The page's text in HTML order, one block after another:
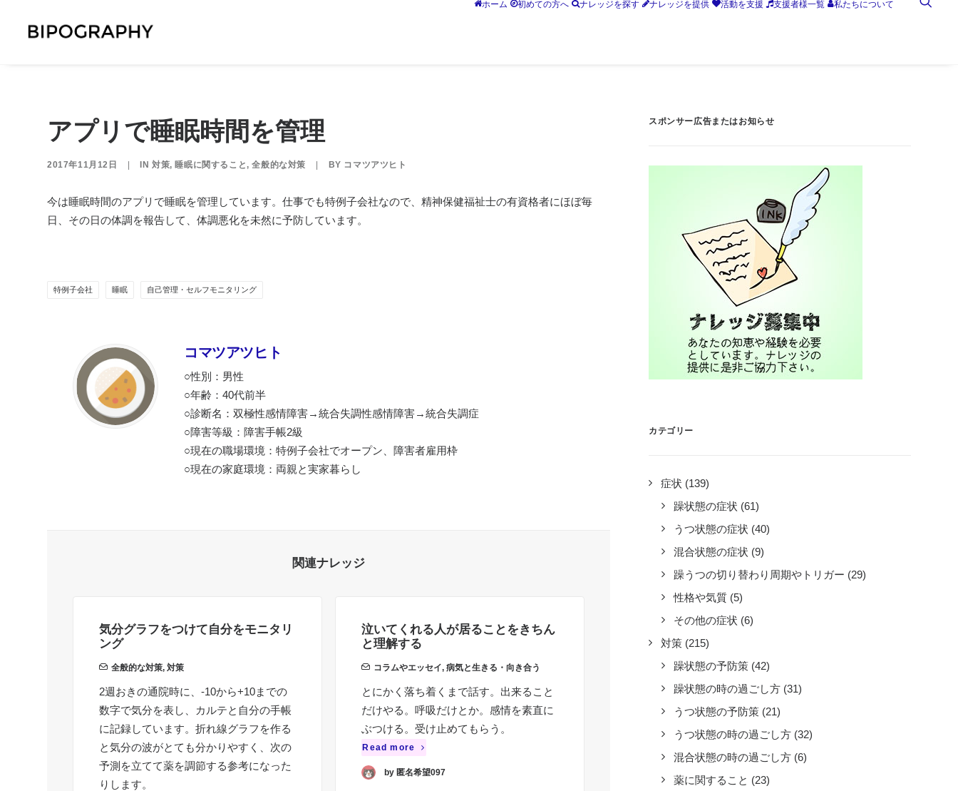
ホーム 初めての方へ ナレッジを探す ナレッジを提供 活動を支援 支援者様一覧 私たちについて
アプリで睡眠時間を管理
2017年11月12日 IN対策, 睡眠に関すること ,全般的な対策 BY コマツアツヒト
今は睡眠時間のアプリで睡眠を管理しています。仕事でも特例子会社なので、精神保健福祉士の有資格者にほぼ毎
日、その日の体調を報告して、体調悪化を未然に予防しています。
特例子会社 睡眠 自己管理・セルフモニタリング
コマツアツヒト
○性別：男性
○年齢：40代前半
○診断名：双極性感情障害→統合失調性感情障害→統合失調症
○障害等級：障害手帳2級
○現在の職場環境：特例子会社でオープン、障害者雇用枠
○現在の家庭環境：両親と実家暮らし
関連ナレッジ
気分グラフをつけて自分をモニタリ
ング
全般的な対策, 対策
2週おきの通院時に、-10から+10までの
数字で気分を表し、カルテと自分の手帳
に記録しています。折れ線グラフを作る
と気分の波がとても分かりやすく、次の
予測を立てて薬を調節する参考になった
りします。
泣いてくれる人が居ることをきちん
と理解する
コラムやエッセイ, 病気と生きる・向き合う
とにかく落ち着くまで話す。出来ること
だけやる。呼吸だけとか。感情を素直に
ぶつける。受け止めてもらう。
Read more
by 匿名希望097
日記をつけて体調の季節変動を分析
躁うつの切り替わり周期やトリガー, 対策
季節の循環に関係しているようで、寒暖
差の激しい3～5月と9～11月は体調を崩
します。
Read more
by コマツアツヒト
スポンサー広告またはお知らせ
カテゴリー
症状 (139)
躁状態の症状 (61)
うつ状態の症状 (40)
混合状態の症状 (9)
躁うつの切り替わり周期やトリガー (29)
性格や気質 (5)
その他の症状 (6)
対策 (215)
躁状態の予防策 (42)
躁状態の時の過ごし方 (31)
うつ状態の予防策 (21)
うつ状態の時の過ごし方 (32)
混合状態の時の過ごし方 (6)
薬に関すること (23)